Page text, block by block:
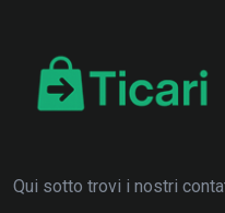
Qui sotto trovi i nostri